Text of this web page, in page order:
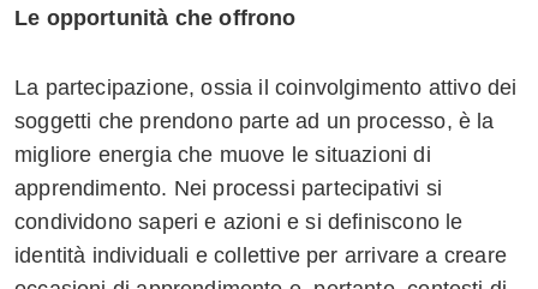
Le opportunità che offrono
La partecipazione, ossia il coinvolgimento attivo dei
soggetti che prendono parte ad un processo, è la
migliore energia che muove le situazioni di
apprendimento. Nei processi partecipativi si
condividono saperi e azioni e si definiscono le
identità individuali e collettive per arrivare a creare